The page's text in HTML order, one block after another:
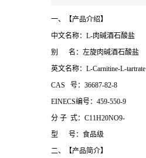
一、【产品介绍】
中文名称：L-肉碱酒石酸盐
别 名：左旋肉碱酒石酸盐
英文名称：L-Carnitine-L-tartrate
CAS 号：36687-82-8
EINECS编号：459-550-9
分 子 式：C11H20NO9-
型 号：食品级
二、【产品简介】